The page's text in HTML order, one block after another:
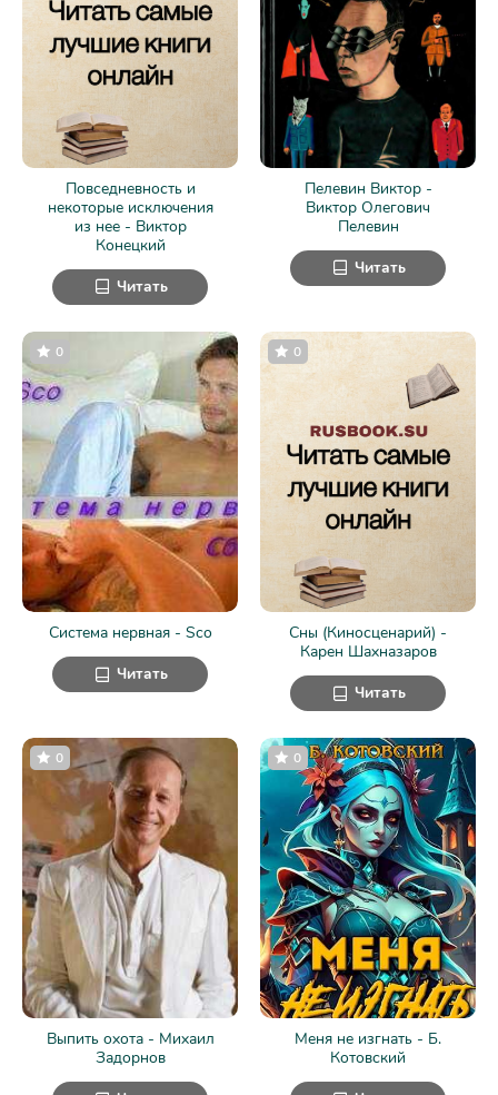
Повседневность и
некоторые исключения
из нее - Виктор
Конецкий
Читать
Пелевин Виктор -
Виктор Олегович
Пелевин
Читать
Система нервная - Sco
0
Читать
Сны (Киносценарий) -
Карен Шахназаров
0
Читать
Выпить охота - Михаил
Задорнов
0
Меня не изгнать - Б.
Котовский
0